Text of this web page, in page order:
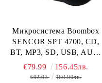
Микросистема Boombox
SENCOR SPT 4700, CD,
BT, MP3, SD, USB, AUX,
FM Radio
€79.99 156.45лв.
€92.03 180.00лв.